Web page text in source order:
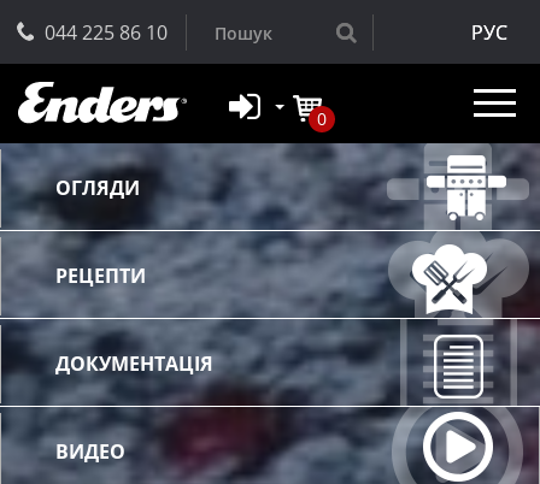
044 225 86 10 РУС
0
ОГЛЯДИ
РЕЦЕПТИ
ДОКУМЕНТАЦІЯ
ВИДЕО